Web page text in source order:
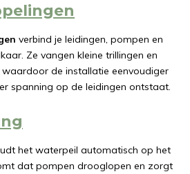
verbind je leidingen, pompen en
Ze vangen kleine trillingen en
waardoor de installatie eenvoudiger
spanning op de leidingen ontstaat.
het waterpeil automatisch op het
dat pompen drooglopen en zorgt